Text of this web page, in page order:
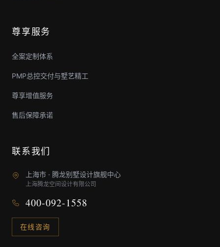
尊享服务
全案定制体系
PMP总控交付与墅艺精工
尊享增值服务
售后保障承诺
联系我们
上海市 · 腾龙别墅设计旗舰中心
上海腾龙空间设计有限公司
400-092-1558
在线咨询